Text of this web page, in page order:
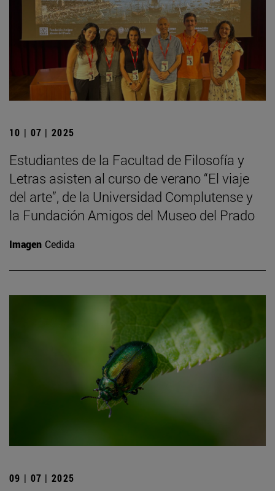
10 | 07 | 2025
Estudiantes de la Facultad de Filosofía y
Letras asisten al curso de verano “El viaje
del arte”, de la Universidad Complutense y
la Fundación Amigos del Museo del Prado
Imagen Cedida
09 | 07 | 2025